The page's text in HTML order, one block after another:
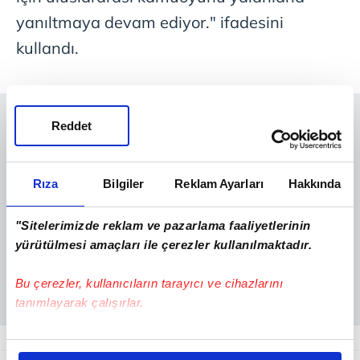
Rıza Bilgiler Reklam Ayarları Hakkında
"Sitelerimizde reklam ve pazarlama faaliyetlerinin
yürütülmesi amaçları ile çerezler kullanılmaktadır.
Bu çerezler, kullanıcıların tarayıcı ve cihazlarını
tanımlayarak çalışırlar.
Bu çerezlere izin vermeniz halinde sizlere özel
Reddet
yanıltmaya devam ediyor." ifadesini
kullandı.